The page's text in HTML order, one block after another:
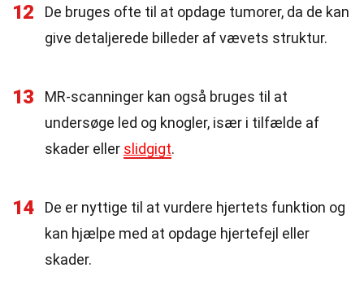
12
De bruges ofte til at opdage tumorer, da de kan
give detaljerede billeder af vævets struktur.
13
MR-scanninger kan også bruges til at
undersøge led og knogler, især i tilfælde af
skader eller slidgigt.
14
De er nyttige til at vurdere hjertets funktion og
kan hjælpe med at opdage hjertefejl eller
skader.